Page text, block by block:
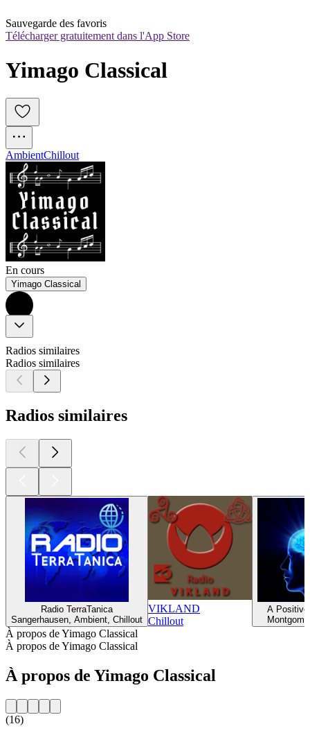
Sauvegarde des favoris
Télécharger gratuitement dans l'App Store
Yimago Classical
AmbientChillout
En cours
Yimago Classical
Radios similaires
Radios similaires
Radios similaires
Radio TerraTanica
Sangerhausen, Ambient, Chillout
VIKLAND
Chillout
A
À propos de Yimago Classical
À propos de Yimago Classical
À propos de Yimago Classical
(16)